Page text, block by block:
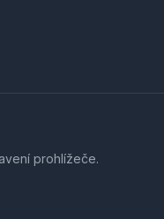
prohlížeče.